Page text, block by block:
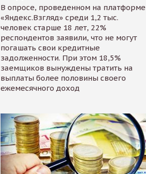
В опросе, проведенном на платформе
«Яндекс.Взгляд» среди 1,2 тыс.
человек старше 18 лет, 22%
респондентов заявили, что не могут
погашать свои кредитные
задолженности. При этом 18,5%
заемщиков вынуждены тратить на
выплаты более половины своего
ежемесячного доход